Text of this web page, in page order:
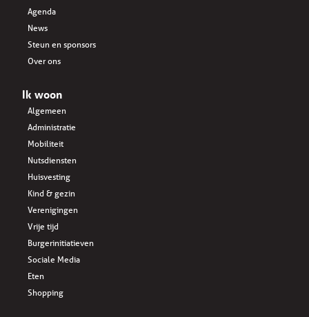
Agenda
News
Steun en sponsors
Over ons
Ik woon
Algemeen
Administratie
Mobiliteit
Nutsdiensten
Huisvesting
Kind & gezin
Verenigingen
Vrije tijd
Burgerinitiatieven
Sociale Media
Eten
Shopping